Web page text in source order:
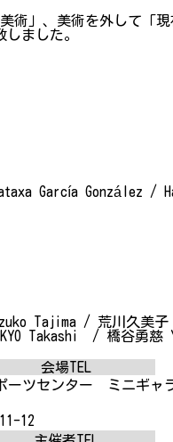
」、美術を外して「
ました。
García González /
Tajima / 荒川久美
Takashi / 橋谷勇
会場TEL
ーツセンター ミニギャ
12